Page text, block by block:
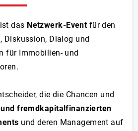
das Netzwerk-Eventfür den
Diskussion, Dialog und
für Immobilien- und
die die Chancen und
fremdkapitalfinanzierten
und deren Management auf